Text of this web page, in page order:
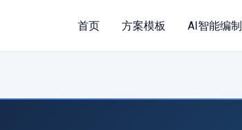
首页 方案模板 AI智能编制